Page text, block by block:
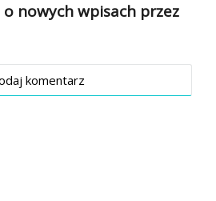
nowych wpisach przez